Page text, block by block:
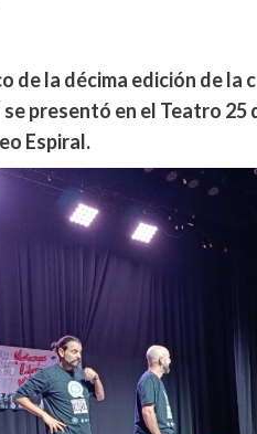
de la décima edición de la
se presentó en el Teatro
Espiral.